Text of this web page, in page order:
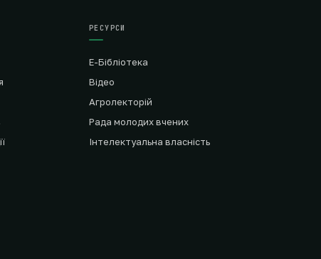
РЕСУРСИ
Е-Бібліотека
Відео
Агролекторій
Рада молодих вчених
Інтелектуальна власність